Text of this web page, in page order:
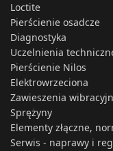
Loctite
Pierścienie osadcze
Diagnostyka
Uczelnienia
Pierścienie Nilos
Elektrowrzeciona
Zawieszenia
Sprężyny
Elementy złączne,
Serwis - naprawy i